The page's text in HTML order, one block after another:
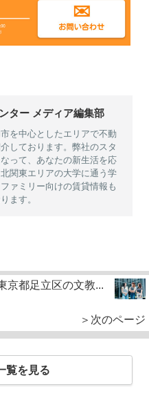
ター メディア編集部
を中心としたエリアで不動
しております。弊社のスタ
って、あなたの新生活を応
関東エリアの大学に通う学
ァミリー向けの賃貸情報も
ます。
京都足立区の文教...
＞次のページ
覧を見る